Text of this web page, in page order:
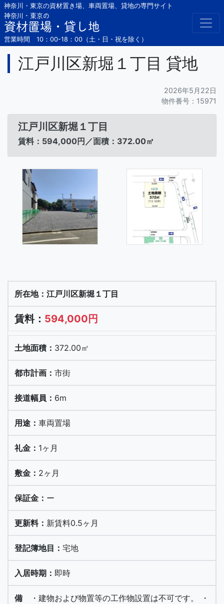
Skip
to
content
神奈川・東京の資材置き場、車両置場、貸地の専門サイト
神奈川・東京の
資材置場・貸し地
営業時間 10：00-18：00（土・日・祝を除く）
江戸川区新堀１丁目 貸地
2026年5月22日
物件番号：15971
江戸川区新堀１丁目
賃料：594,000円／面積：372.00㎡
江戸川区新堀１丁目
594,000円
372.00㎡
市街
6m
車両置場
1ヶ月
2ヶ月
ー
新賃料0.5ヶ月
宅地
即時
・建物および物置等の工作物設置は不可です。 ・